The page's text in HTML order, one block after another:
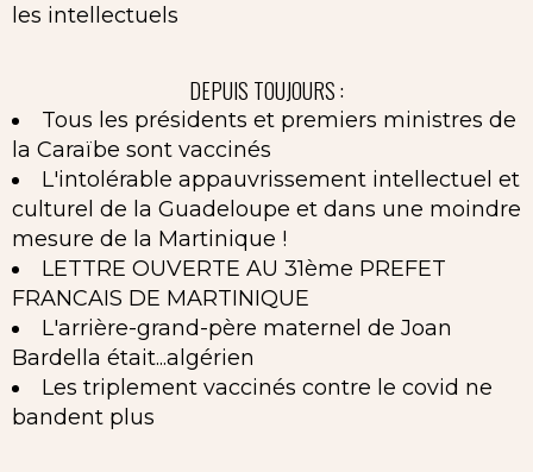
les intellectuels
DEPUIS TOUJOURS :
Tous les présidents et premiers ministres de
la Caraïbe sont vaccinés
L'intolérable appauvrissement intellectuel et
culturel de la Guadeloupe et dans une moindre
mesure de la Martinique !
LETTRE OUVERTE AU 31ème PREFET
FRANCAIS DE MARTINIQUE
L'arrière-grand-père maternel de Joan
Bardella était...algérien
Les triplement vaccinés contre le covid ne
bandent plus